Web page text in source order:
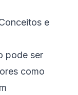
e
pode ser
como